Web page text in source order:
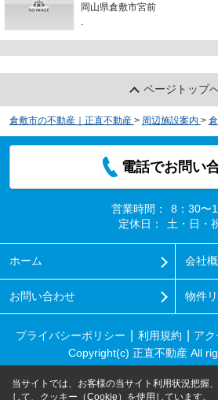
岡山県倉敷市宮前
-
ページトップ
倉敷市の不動産｜正直不動産 > 周辺施設案内 >
電話でお問い
営業時間：
8：30〜
定休日：
土・日・
ホーム 会社
お問い合わせ 物件
プライバシーポリシー 利用規約 ア
Copyright(c) 正直不動産 All
当サイトでは、お客様の当サイト利用状況把握
して、クッキー（Cookie）を使用しています。